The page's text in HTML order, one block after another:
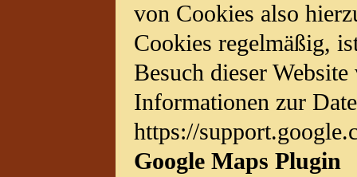
von Cookies also
Cookies regelmäßig,
Besuch dieser
Informationen zur
https://
Google Maps Plugin